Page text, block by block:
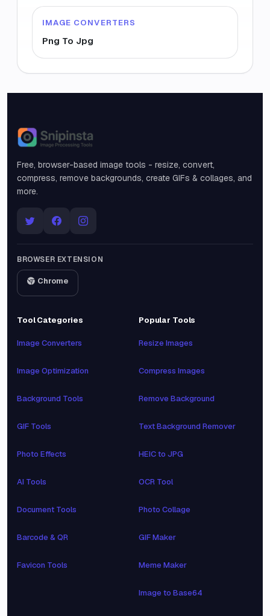
IMAGE CONVERTERS
Png To Jpg
Snipinsta
Free, browser-based image tools - resize, convert,
compress, remove backgrounds, create GIFs & collages, and
more.
BROWSER EXTENSION
Chrome
Tool Categories
Image Converters
Image Optimization
Background Tools
GIF Tools
Photo Effects
AI Tools
Document Tools
Barcode & QR
Favicon Tools
Popular Tools
Resize Images
Compress Images
Remove Background
Text Background Remover
HEIC to JPG
OCR Tool
Photo Collage
GIF Maker
Meme Maker
Image to Base64